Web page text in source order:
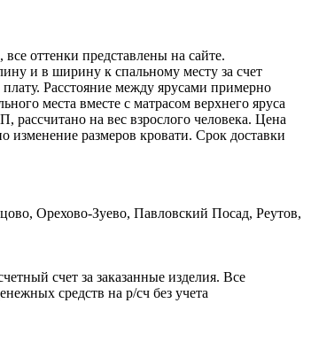
оттенки представлены на сайте.
и в ширину к спальному месту за счет
Расстояние между ярусами примерно
места вместе с матрасом верхнего яруса
на вес взрослого человека. Цена
изменение размеров кровати. Срок доставки
Орехово-Зуево, Павловский Посад, Реутов,
счет за заказанные изделия. Все
средств на р/сч без учета